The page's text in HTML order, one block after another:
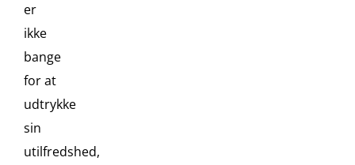
er
ikke
bange
for at
udtrykke
sin
utilfredshed,